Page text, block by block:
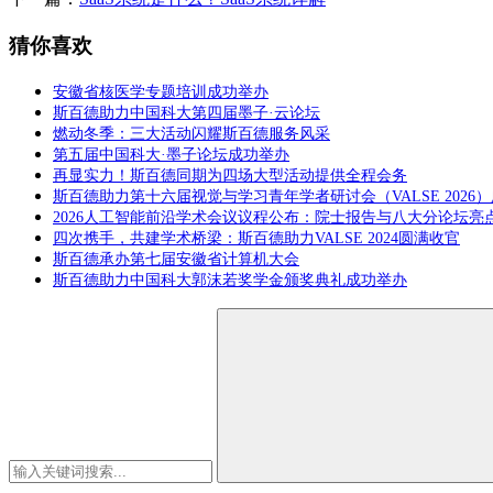
猜你喜欢
安徽省核医学专题培训成功举办
斯百德助力中国科大第四届墨子·云论坛
燃动冬季：三大活动闪耀斯百德服务风采
第五届中国科大·墨子论坛成功举办
再显实力！斯百德同期为四场大型活动提供全程会务
斯百德助力第十六届视觉与学习青年学者研讨会（VALSE 2026
2026人工智能前沿学术会议议程公布：院士报告与八大分论坛亮
四次携手，共建学术桥梁：斯百德助力VALSE 2024圆满收官
斯百德承办第七届安徽省计算机大会
斯百德助力中国科大郭沫若奖学金颁奖典礼成功举办